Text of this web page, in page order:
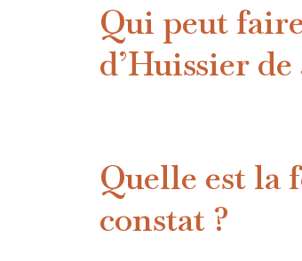
Qui peut
d’Huissier de
Quelle est la
constat ?